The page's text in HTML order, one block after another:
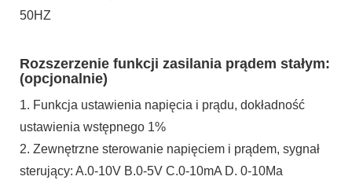
50HZ
Rozszerzenie funkcji zasilania prądem stałym:
(opcjonalnie)
1. Funkcja ustawienia napięcia i prądu, dokładność
ustawienia wstępnego 1%
2. Zewnętrzne sterowanie napięciem i prądem, sygnał
sterujący: A.0-10V B.0-5V C.0-10mA D. 0-10Ma